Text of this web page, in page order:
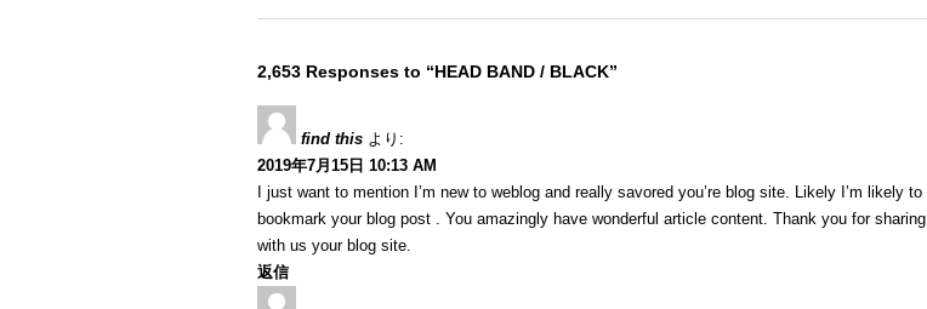
2,653 Responses to “HEAD BAND / BLACK”
find this より:
2019年7月15日 10:13 AM
I just want to mention I’m new to weblog and really savored you’re blog site. Likely I’m likely to
bookmark your blog post . You amazingly have wonderful article content. Thank you for sharing
with us your blog site.
返信